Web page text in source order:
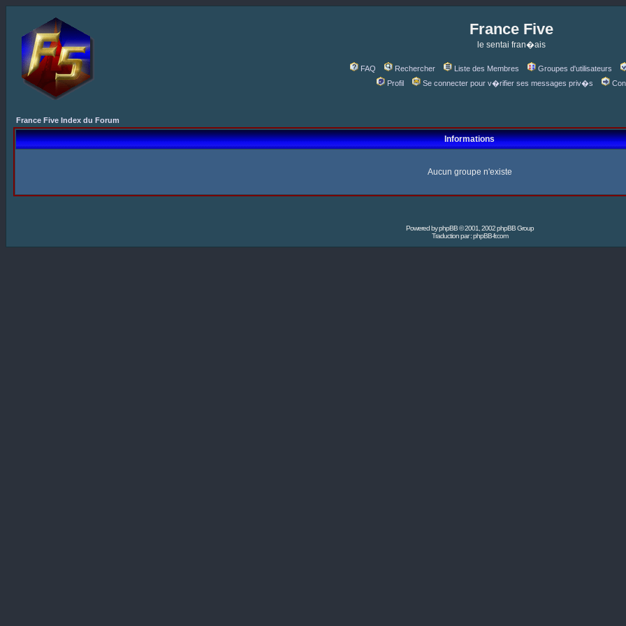
France Five
le sentai fran�ais
FAQ Rechercher Liste des Membres Groupes d'utilisateurs
Profil
Se connecter pour v�rifier ses messages priv�s
France Five Index du Forum
Informations
Aucun groupe n'existe
Powered byphpBB© 2001, 2002 phpBB Group
Traduction par :phpBB-fr.com